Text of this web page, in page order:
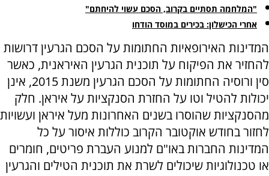
"המלחמה תסתיים בקרוב, הסכם עשוי להיחתם"
אחרי הכישלון: בכירים במוסד הודחו
המדינות האירופאיות החתומות על הסכם הגרעין דרושות
להחזיר את הפיקוח על תוכנית הגרעין האיראנית, כאשר
סין ורוסיה החתומות על הסכם הגרעין משנת 2015, אינן
יכולות להטיל וטו על החזרת הסנקציות על איראן. חלק
מהסנקציות שהוסרו בשנים האחרונות מעל איראן ועשויות
לחזור בחודש אוקטובר הקרוב כוללות איסור על כל
המדינות החברות באו"ם למנוע העברת פריטים, חומרים
או טכנולוגיות שיכולים לשרת את תוכנית הטילים והגרעין